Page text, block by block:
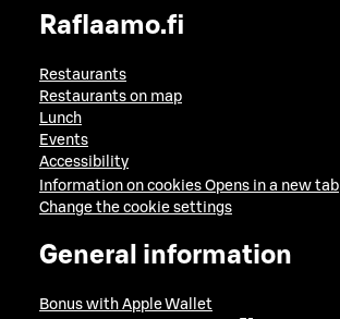
Raflaamo.fi
Restaurants
Restaurants on map
Lunch
Events
Accessibility
Information on cookies Opens in a new tab
Change the cookie settings
General information
Bonus with Apple Wallet